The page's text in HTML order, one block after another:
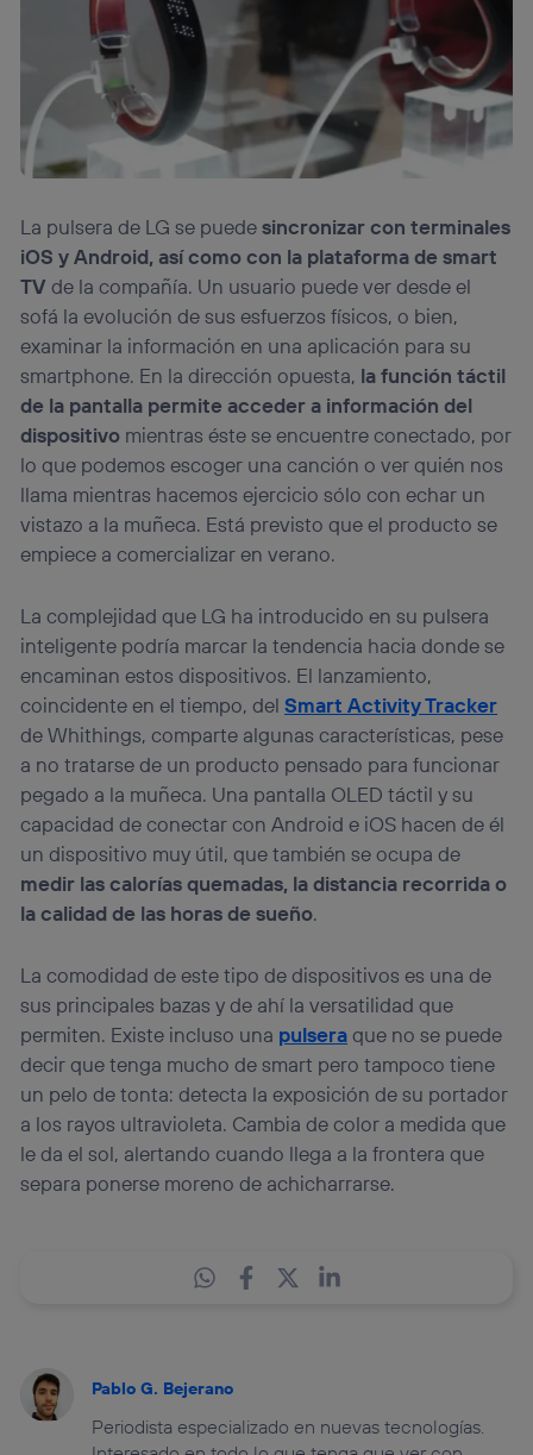
La pulsera de LG se puedesincronizar con terminales
iOS y Android, así como con la plataforma de smart
TV de la compañía. Un usuario puede ver desde el
sofá la evolución de sus esfuerzos físicos, o bien,
examinar la información en una aplicación para su
smartphone. En la dirección opuesta, la función táctil
de la pantalla permite acceder a información del
dispositivo mientras éste se encuentre conectado, por
lo que podemos escoger una canción o ver quién nos
llama mientras hacemos ejercicio sólo con echar un
vistazo a la muñeca. Está previsto que el producto se
empiece a comercializar en verano.
La complejidad que LG ha introducido en su pulsera
inteligente podría marcar la tendencia hacia donde se
encaminan estos dispositivos. El lanzamiento,
coincidente en el tiempo, delSmart Activity Tracker
de Whithings, comparte algunas características, pese
a no tratarse de un producto pensado para funcionar
pegado a la muñeca. Una pantalla OLED táctil y su
capacidad de conectar con Android e iOS hacen de él
un dispositivo muy útil, que también se ocupa de
medir las calorías quemadas, la distancia recorrida o
la calidad de las horas de sueño.
La comodidad de este tipo de dispositivos es una de
sus principales bazas y de ahí la versatilidad que
permiten. Existe incluso una pulseraque no se puede
decir que tenga mucho de smart pero tampoco tiene
un pelo de tonta: detecta la exposición de su portador
a los rayos ultravioleta. Cambia de color a medida que
le da el sol, alertando cuando llega a la frontera que
separa ponerse moreno de achicharrarse.
Pablo G. Bejerano
Periodista especializado en nuevas tecnologías.